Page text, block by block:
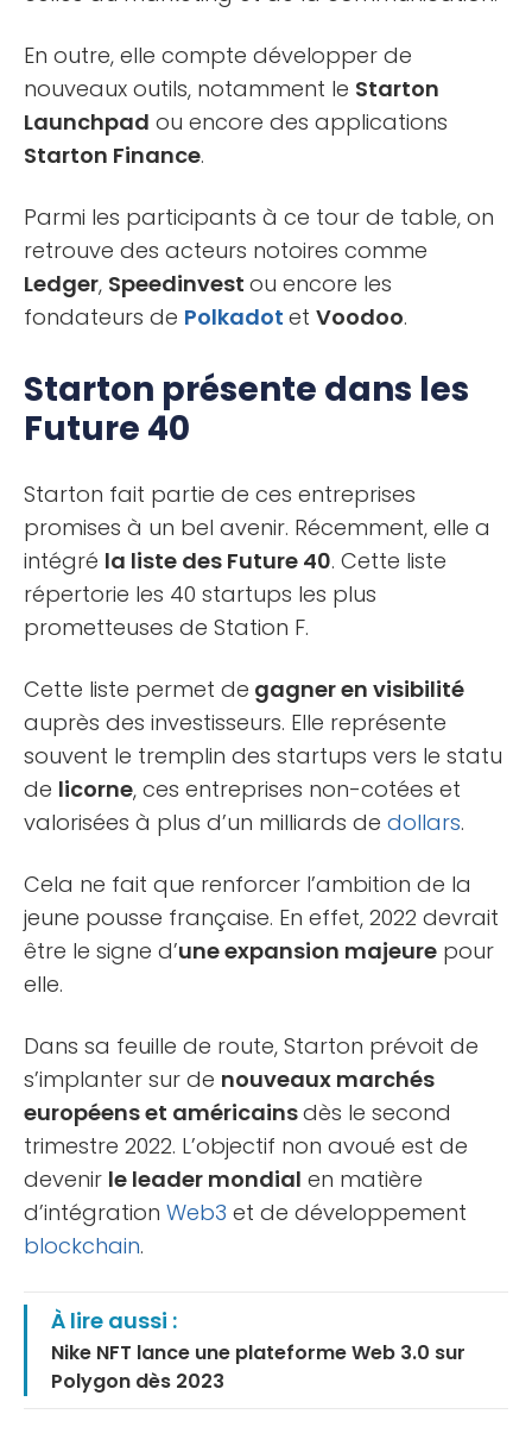
En outre, elle compte développer de
nouveaux outils, notamment le Starton
Launchpad ou encore des applications
Starton Finance.
Parmi les participants à ce tour de table, on
retrouve des acteurs notoires comme
Ledger, Speedinvest ou encore les
fondateurs de Polkadot et Voodoo.
Starton présente dans les
Future 40
Starton fait partie de ces entreprises
promises à un bel avenir. Récemment, elle a
intégré la liste des Future 40. Cette liste
répertorie les 40 startups les plus
prometteuses de Station F.
Cette liste permet de gagner en visibilité
auprès des investisseurs. Elle représente
souvent le tremplin des startups vers le statu
de licorne, ces entreprises non-cotées et
valorisées à plus d’un milliards de dollars.
Cela ne fait que renforcer l’ambition de la
jeune pousse française. En effet, 2022 devrait
être le signe d’une expansion majeure pour
elle.
Dans sa feuille de route, Starton prévoit de
s’implanter sur de nouveaux marchés
européens et américainsdès le second
trimestre 2022. L’objectif non avoué est de
devenir le leader mondial en matière
d’intégration Web3 et de développement
blockchain.
À lire aussi :
Nike NFT lance une plateforme Web 3.0 sur
Polygon dès 2023